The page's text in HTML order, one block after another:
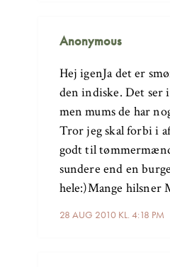
Anonymous
28 AUG 2010 KL. 4:18 PM
Hej igenJa det er
den indiske. Det ser
men mums de har
Tror jeg skal forbi i
godt til
sundere end en
hele:)Mange hilsner